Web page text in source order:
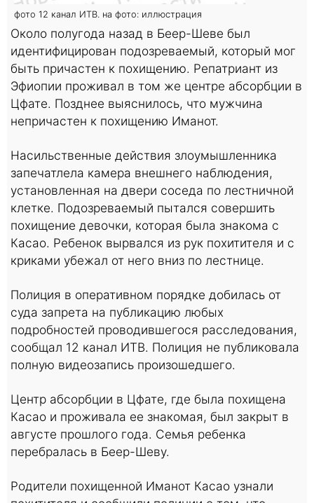
фото 12 канал ИТВ. на фото: иллюстрация
Около полугода назад в Беер-Шеве был
идентифицирован подозреваемый, который мог
быть причастен к похищению. Репатриант из
Эфиопии проживал в том же центре абсорбции в
Цфате. Позднее выяснилось, что мужчина
непричастен к похищению Иманот.
Насильственные действия злоумышленника
запечатлела камера внешнего наблюдения,
установленная на двери соседа по лестничной
клетке. Подозреваемый пытался совершить
похищение девочки, которая была знакома с
Касао. Ребенок вырвался из рук похитителя и с
криками убежал от него вниз по лестнице.
Полиция в оперативном порядке добилась от
суда запрета на публикацию любых
подробностей проводившегося расследования,
сообщал 12 канал ИТВ. Полиция не публиковала
полную видеозапись произошедшего.
Центр абсорбции в Цфате, где была похищена
Касао и проживала ее знакомая, был закрыт в
августе прошлого года. Семья ребенка
перебралась в Беер-Шеву.
Родители похищенной Иманот Касао узнали